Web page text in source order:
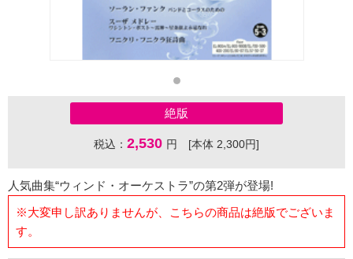
絶版
税込： 2,530 円 [本体 2,300円]
人気曲集“ウィンド・オーケストラ”の第2弾が登場!
※大変申し訳ありませんが、こちらの商品は絶版でございま
す。